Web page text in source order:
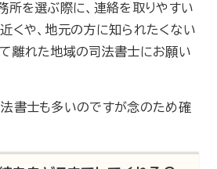
所を選ぶ際に、連絡を取りやすい
くや、地元の方に知られたくない
離れた地域の司法書士にお願い
書士も多いのですが念のため確